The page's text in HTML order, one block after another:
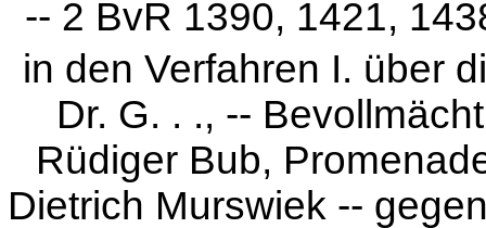
-- 2 BvR 1390, 1421,
in den Verfahren I. über
Dr. G. . ., --
Rüdiger Bub,
Dietrich Murswiek --